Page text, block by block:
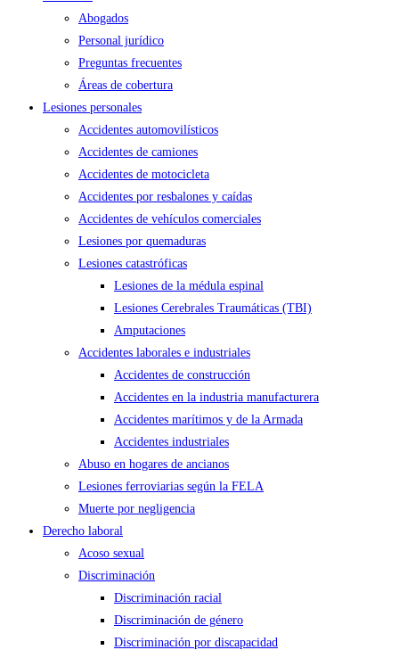
Abogados
Personal jurídico
Preguntas frecuentes
Áreas de cobertura
Lesiones personales
Accidentes automovilísticos
Accidentes de camiones
Accidentes de motocicleta
Accidentes por resbalones y caídas
Accidentes de vehículos comerciales
Lesiones por quemaduras
Lesiones catastróficas
Lesiones de la médula espinal
Lesiones Cerebrales Traumáticas (TBI)
Amputaciones
Accidentes laborales e industriales
Accidentes de construcción
Accidentes en la industria manufacturera
Accidentes marítimos y de la Armada
Accidentes industriales
Abuso en hogares de ancianos
Lesiones ferroviarias según la FELA
Muerte por negligencia
Derecho laboral
Acoso sexual
Discriminación
Discriminación racial
Discriminación de género
Discriminación por discapacidad